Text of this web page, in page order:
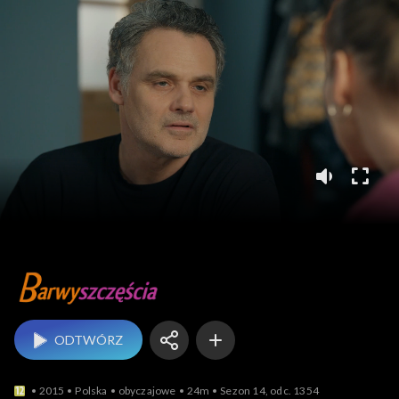
Barwy szczęścia
ODTWÓRZ
2015 Polska obyczajowe 24m Sezon 14, odc. 1354